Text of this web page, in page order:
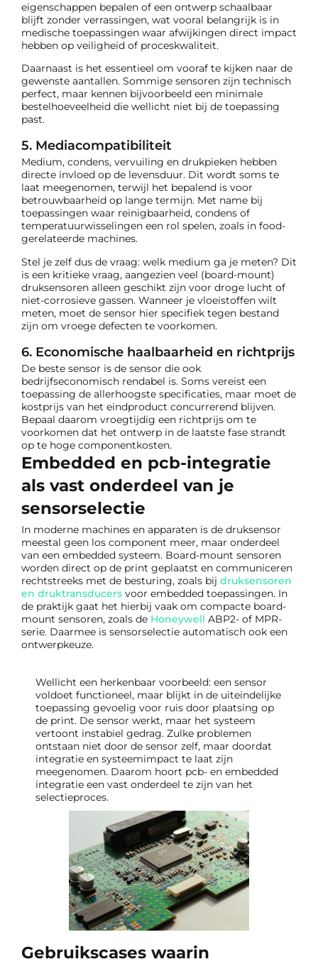
eigenschappen bepalen of een ontwerp schaalbaar
blijft zonder verrassingen, wat vooral belangrijk is in
medische toepassingen waar afwijkingen direct impact
hebben op veiligheid of proceskwaliteit.
Daarnaast is het essentieel om vooraf te kijken naar de
gewenste aantallen. Sommige sensoren zijn technisch
perfect, maar kennen bijvoorbeeld een minimale
bestelhoeveelheid die wellicht niet bij de toepassing
past.
5. Mediacompatibiliteit
Medium, condens, vervuiling en drukpieken hebben
directe invloed op de levensduur. Dit wordt soms te
laat meegenomen, terwijl het bepalend is voor
betrouwbaarheid op lange termijn. Met name bij
toepassingen waar reinigbaarheid, condens of
temperatuurwisselingen een rol spelen, zoals in food-
gerelateerde machines.
Stel je zelf dus de vraag: welk medium ga je meten? Dit
is een kritieke vraag, aangezien veel (board-mount)
druksensoren alleen geschikt zijn voor droge lucht of
niet-corrosieve gassen. Wanneer je vloeistoffen wilt
meten, moet de sensor hier specifiek tegen bestand
zijn om vroege defecten te voorkomen.
6. Economische haalbaarheid en richtprijs
De beste sensor is de sensor die ook
bedrijfseconomisch rendabel is. Soms vereist een
toepassing de allerhoogste specificaties, maar moet de
kostprijs van het eindproduct concurrerend blijven.
Bepaal daarom vroegtijdig een richtprijs om te
voorkomen dat het ontwerp in de laatste fase strandt
op te hoge componentkosten.
Embedded en pcb-integratie
als vast onderdeel van je
sensorselectie
In moderne machines en apparaten is de druksensor
meestal geen los component meer, maar onderdeel
van een embedded systeem. Board-mount sensoren
worden direct op de print geplaatst en communiceren
rechtstreeks met de besturing, zoals bij druksensoren
en druktransducers voor embedded toepassingen. In
de praktijk gaat het hierbij vaak om compacte board-
mount sensoren, zoals de Honeywell ABP2- of MPR-
serie. Daarmee is sensorselectie automatisch ook een
ontwerpkeuze.
Wellicht een herkenbaar voorbeeld: een sensor
voldoet functioneel, maar blijkt in de uiteindelijke
toepassing gevoelig voor ruis door plaatsing op
de print. De sensor werkt, maar het systeem
vertoont instabiel gedrag. Zulke problemen
ontstaan niet door de sensor zelf, maar doordat
integratie en systeemimpact te laat zijn
meegenomen. Daarom hoort pcb- en embedded
integratie een vast onderdeel te zijn van het
selectieproces.
Gebruikscases waarin